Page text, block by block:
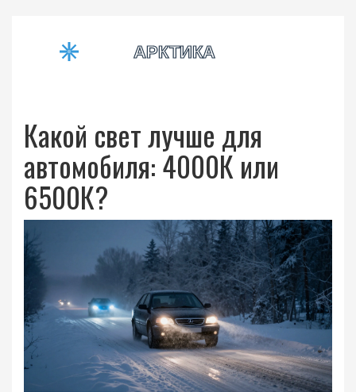
Какой свет лучше для
автомобиля: 4000К или
6500К?